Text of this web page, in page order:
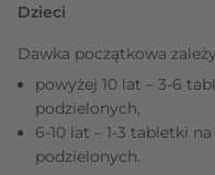
Dzieci
Dawka początkowa
powyżej 10 lat – 3-6
podzielonych,
6-10 lat – 1-3 tabletki
podzielonych.